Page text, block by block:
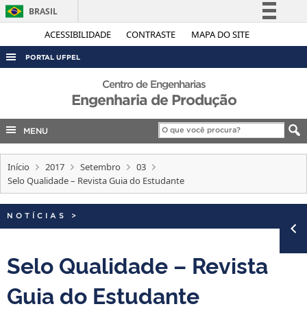
ACESSIBILIDADE CONTRASTE MAPA DO SITE
BRASIL
Simplifique!
Acesso à informação
Canais
PORTAL UFPEL
ACESSO À INFORMAÇÃO
COBALTO
OUVIDORIA
TELEFONES
Centro de Engenharias
Engenharia de Produção
MENU
Início 2017 Setembro
03
Selo Qualidade – Revista Guia do Estudante
NOTÍCIAS >
Selo Qualidade – Revista
Guia do Estudante